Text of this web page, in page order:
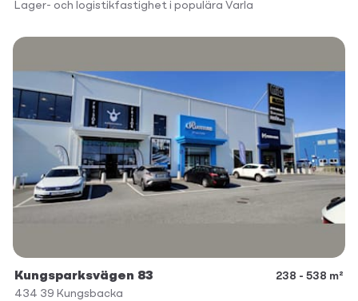
Lager- och logistikfastighet i populära Varla
Kungsparksvägen 83
238 - 538 m²
434 39 Kungsbacka